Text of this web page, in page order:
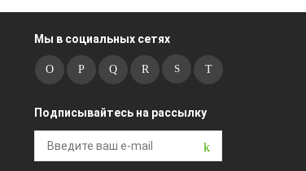
Мы в социальных сетях
Подписывайтесь на рассылку